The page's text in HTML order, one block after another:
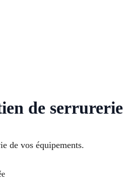
de serrurerie
de vos équipements.